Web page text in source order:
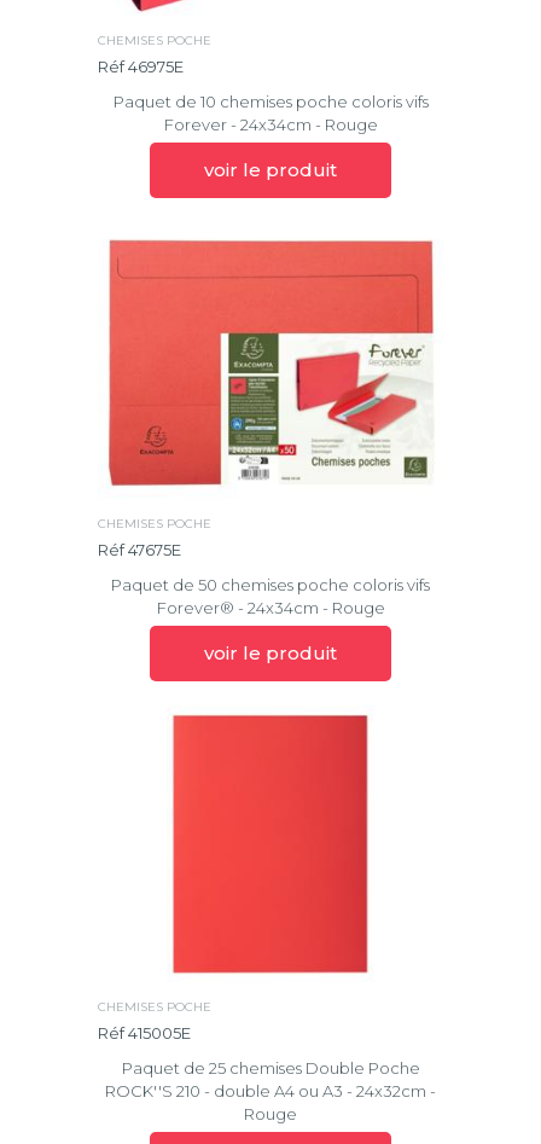
CHEMISES POCHE
Réf 46975E
Paquet de 10 chemises poche coloris vifs
Forever - 24x34cm - Rouge
voir le produit
CHEMISES POCHE
Réf 47675E
Paquet de 50 chemises poche coloris vifs
Forever® - 24x34cm - Rouge
voir le produit
CHEMISES POCHE
Réf 415005E
Paquet de 25 chemises Double Poche
ROCK''S 210 - double A4 ou A3 - 24x32cm -
Rouge